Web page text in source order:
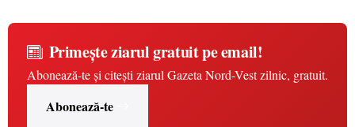
Primește ziarul gratuit pe email!
Abonează-te și citești ziarul Gazeta Nord-Vest zilnic, gratuit.
Abonează-te